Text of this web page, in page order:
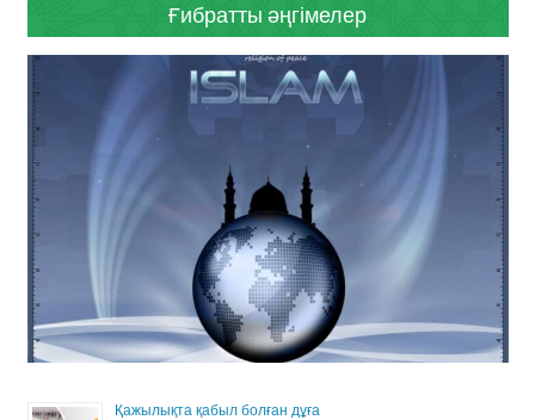
Ғибратты әңгімелер
Қажылықта қабыл болған дұға